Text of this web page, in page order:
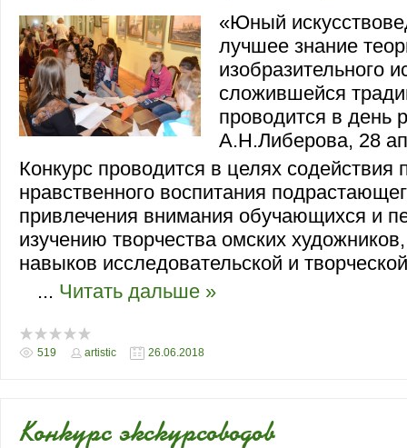
«Юный
лучшее знание
изобразительного
сложившейся
проводится в день
А.Н.Либерова, 28
Конкурс проводится в целях содействия
нравственного воспитания
привлечения внимания обучающихся и
изучению творчества омских
навыков исследовательской и
... Читать дальше »
519 artistic 26.06.2018
Конкурс экскурсоводов